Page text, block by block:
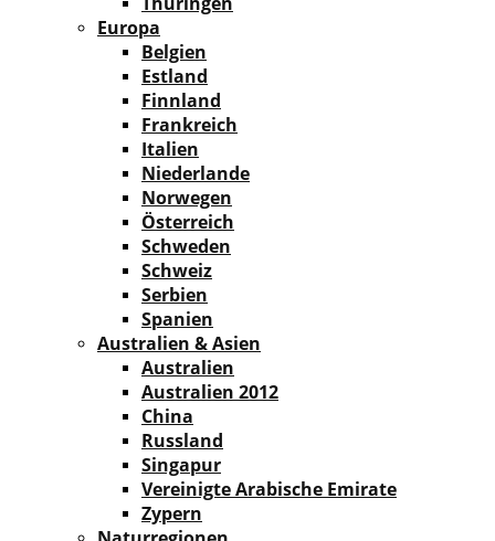
Europa
Belgien
Estland
Finnland
Frankreich
Italien
Niederlande
Norwegen
Österreich
Schweden
Schweiz
Serbien
Spanien
Australien & Asien
Australien
Australien 2012
China
Russland
Singapur
Vereinigte Arabische Emirate
Zypern